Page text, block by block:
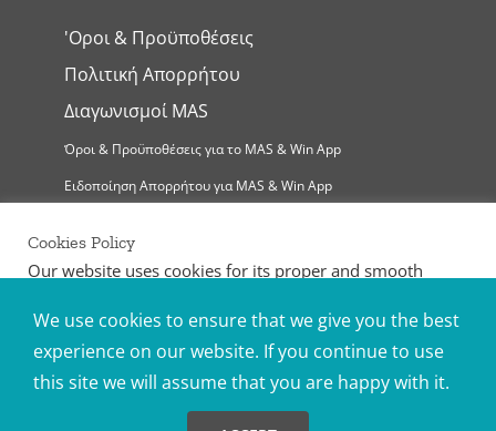
'Οροι & Προϋποθέσεις
Πολιτική Απορρήτου
Διαγωνισμοί MAS
Όροι & Προϋποθέσεις για το MAS & Win App
Ειδοποίηση Απορρήτου για MAS & Win App
© 2026
MAS Supermarkets Ltd | All Rights Reserved |
Handcrafted by
Cookies Policy
Our website uses cookies for its proper and smooth
statistical data and the provision of content tailored to
your interests. For more information you may visit the
Privacy Policyposted on our website. Select "Accept All" if
you accept the use of all cookies. Alternatively, you may
set your own preferences by selecting "Cookies Settings".
We use cookies to ensure that we give you the best
experience on our website. If you continue to use
this site we will assume that you are happy with it.